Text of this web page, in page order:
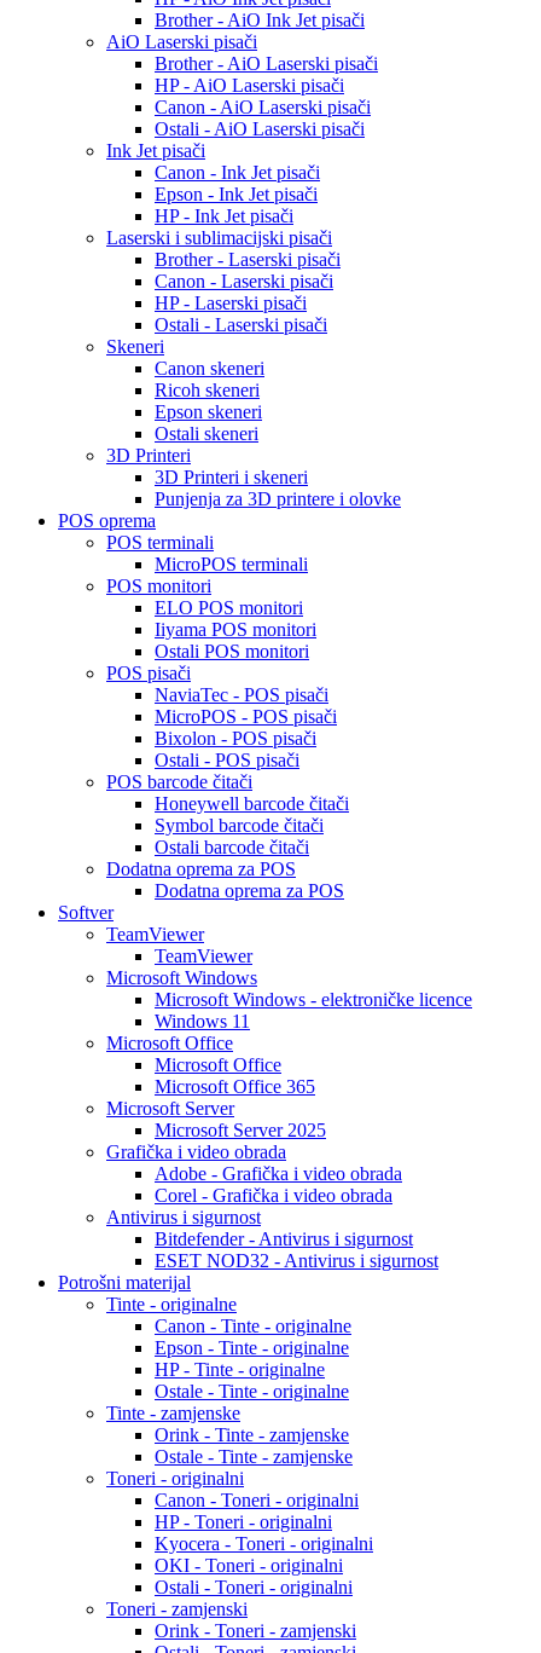
Brother - AiO Ink Jet pisači
AiO Laserski pisači
Brother - AiO Laserski pisači
HP - AiO Laserski pisači
Canon - AiO Laserski pisači
Ostali - AiO Laserski pisači
Ink Jet pisači
Canon - Ink Jet pisači
Epson - Ink Jet pisači
HP - Ink Jet pisači
Laserski i sublimacijski pisači
Brother - Laserski pisači
Canon - Laserski pisači
HP - Laserski pisači
Ostali - Laserski pisači
Skeneri
Canon skeneri
Ricoh skeneri
Epson skeneri
Ostali skeneri
3D Printeri
3D Printeri i skeneri
Punjenja za 3D printere i olovke
POS oprema
POS terminali
MicroPOS terminali
POS monitori
ELO POS monitori
Iiyama POS monitori
Ostali POS monitori
POS pisači
NaviaTec - POS pisači
MicroPOS - POS pisači
Bixolon - POS pisači
Ostali - POS pisači
POS barcode čitači
Honeywell barcode čitači
Symbol barcode čitači
Ostali barcode čitači
Dodatna oprema za POS
Dodatna oprema za POS
Softver
TeamViewer
TeamViewer
Microsoft Windows
Microsoft Windows - elektroničke licence
Windows 11
Microsoft Office
Microsoft Office
Microsoft Office 365
Microsoft Server
Microsoft Server 2025
Grafička i video obrada
Adobe - Grafička i video obrada
Corel - Grafička i video obrada
Antivirus i sigurnost
Bitdefender - Antivirus i sigurnost
ESET NOD32 - Antivirus i sigurnost
Potrošni materijal
Tinte - originalne
Canon - Tinte - originalne
Epson - Tinte - originalne
HP - Tinte - originalne
Ostale - Tinte - originalne
Tinte - zamjenske
Orink - Tinte - zamjenske
Ostale - Tinte - zamjenske
Toneri - originalni
Canon - Toneri - originalni
HP - Toneri - originalni
Kyocera - Toneri - originalni
OKI - Toneri - originalni
Ostali - Toneri - originalni
Toneri - zamjenski
Orink - Toneri - zamjenski